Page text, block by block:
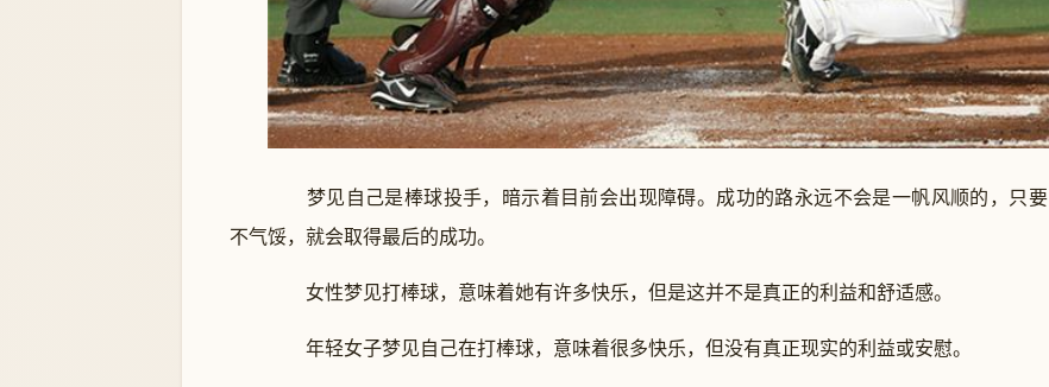
梦见自己是棒球投手，暗示着目前会出现障碍。成功的路永远不会是一帆风顺的，只要
不气馁，就会取得最后的成功。
女性梦见打棒球，意味着她有许多快乐，但是这并不是真正的利益和舒适感。
年轻女子梦见自己在打棒球，意味着很多快乐，但没有真正现实的利益或安慰。